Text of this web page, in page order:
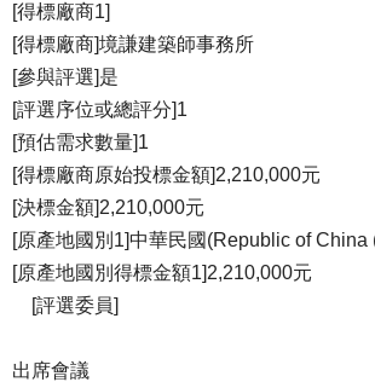
[得標廠商1]
[得標廠商]境謙建築師事務所
[參與評選]是
[評選序位或總評分]1
[預估需求數量]1
[得標廠商原始投標金額]2,210,000元
[決標金額]2,210,000元
[原產地國別1]中華民國(Republic of China
[原產地國別得標金額1]2,210,000元
[評選委員]
出席會議